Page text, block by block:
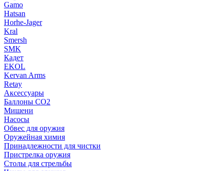
Gamo
Hatsan
Horhe-Jager
Kral
Smersh
SMK
Кадет
EKOL
Kervan Arms
Retay
Аксессуары
Баллоны СО2
Мишени
Насосы
Обвес для оружия
Оружейная химия
Принадлежности для чистки
Пристрелка оружия
Столы для стрельбы